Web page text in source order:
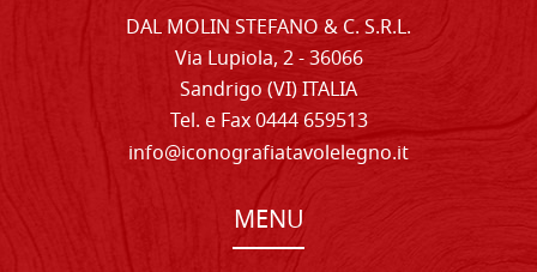
DAL MOLIN STEFANO & C. S.R.L.
Via Lupiola, 2 - 36066
Sandrigo (VI) ITALIA
Tel. e Fax 0444 659513
info@iconografiatavolelegno.it
MENU